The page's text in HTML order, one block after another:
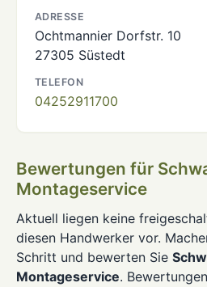
ADRESSE
Ochtmannier Dorfstr. 10
27305 Süstedt
TELEFON
04252911700
Bewertungen für
Montageservice
Aktuell liegen keine
diesen Handwerker vor.
Schritt und bewerten Sie
Montageservice.